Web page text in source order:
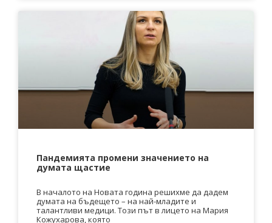
Пандемията промени значението на
думата щастие
В началото на Новата година решихме да дадем
думата на бъдещето – на най-младите и
талантливи медици. Този път в лицето на Мария
Кожухарова, която